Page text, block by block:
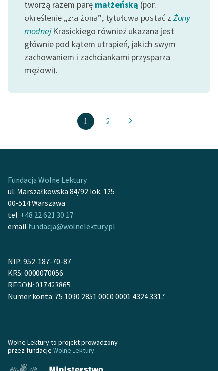
tworzą razem parę małżeńską (por.
określenie „zła żona”; tytułowa postać z Żony
modnejKrasickiego również ukazana jest
głównie pod kątem utrapień, jakich swym
zachowaniem i zachciankami przysparza
mężowi).
1 2
Fundacja Wolne Lektury
ul. Marszałkowska 84/92 lok. 125
00-514 Warszawa
tel. +48 22 621 30 17
email fundacja@wolnelektury.pl
NIP: 952-187-70-87
KRS: 0000070056
REGON: 017423865
Numer konta: 75 1090 2851 0000 0001 4324 3317
Wolne Lektury to projekt prowadzony
przez fundację Wolne Lektury.